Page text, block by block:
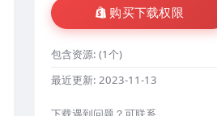
购买下载权限
包含资源: (1个)
最近更新: 2023-11-13